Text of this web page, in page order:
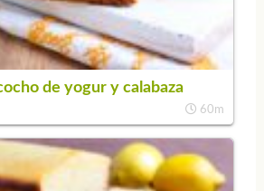
de yogur y calabaza
60m